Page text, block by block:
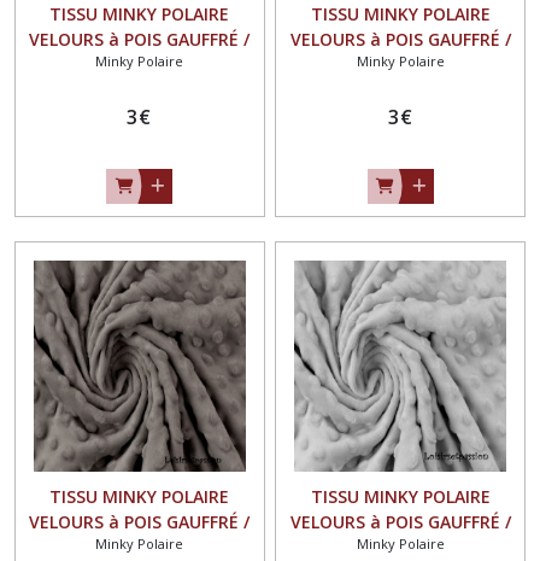
TISSU MINKY POLAIRE
VELOURS à POIS GAUFFRÉ /
JAUNE OCRE - OEKO-TEX
Minky Polaire
3€
TISSU MINKY POLAIRE
VELOURS à POIS GAUFFRÉ /
BLEU JEAN - OEKO-TEX
Minky Polaire
3€
TISSU MINKY POLAIRE
VELOURS à POIS GAUFFRÉ /
GRIS TAUPE - OEKO-TEX
Minky Polaire
TISSU MINKY POLAIRE
VELOURS à POIS GAUFFRÉ /
GRIS CLAIR - OEKO-TEX
Minky Polaire